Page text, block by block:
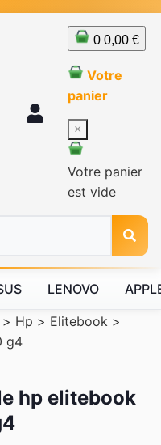
0 0,00 €
Votre
panier
×
Votre panier
est vide
LENOVO
> Hp > Elitebook >
g4
hp elitebook